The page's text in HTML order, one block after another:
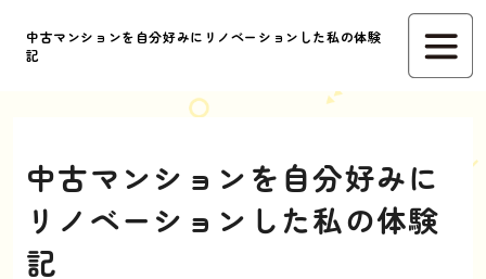
中古マンションを自分好みにリノベーションした私の体験
記
中古マンションを自分好みに
リノベーションした私の体験
記